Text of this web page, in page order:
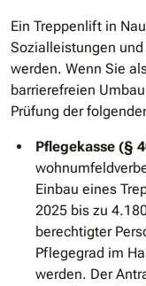
Ein Treppenlift in
Sozialleistungen
werden. Wenn Sie
barrierefreien
Prüfung der
Pflegekasse (§
Einbau eines
2025 bis zu
berechtigter
Pflegegrad im
werden. Der